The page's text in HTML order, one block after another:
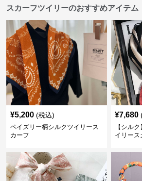
スカーフツイリーのおすすめアイテム
¥5,200 (税込)
ペイズリー柄シルクツイリース
カーフ
¥7,680
【シル
イリース